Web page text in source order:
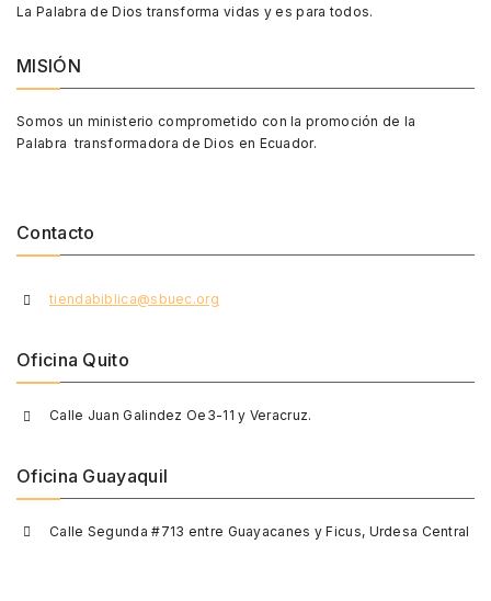
La Palabra de Dios transforma vidas y es para todos.
MISIÓN
Somos un ministerio comprometido con la promoción de la
Palabra transformadora de Dios en Ecuador.
Contacto
tiendabiblica@sbuec.org
Oficina Quito
Calle Juan Galindez Oe3-11 y Veracruz.
Oficina Guayaquil
Calle Segunda #713 entre Guayacanes y Ficus, Urdesa Central